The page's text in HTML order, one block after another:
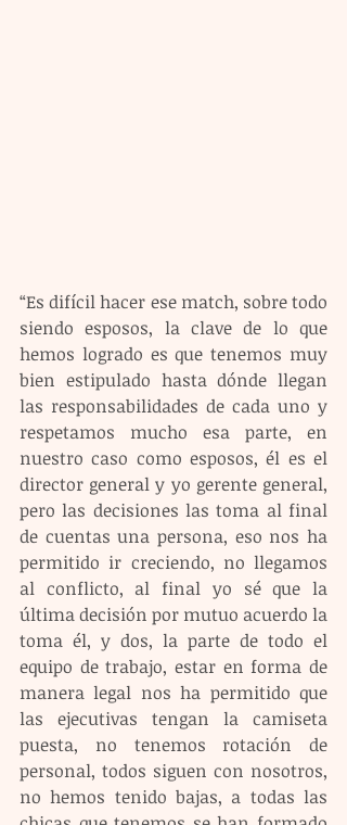
“Es difícil hacer ese match, sobre todo
siendo esposos, la clave de lo que
hemos logrado es que tenemos muy
bien estipulado hasta dónde llegan
las responsabilidades de cada uno y
respetamos mucho esa parte, en
nuestro caso como esposos, él es el
director general y yo gerente general,
pero las decisiones las toma al final
de cuentas una persona, eso nos ha
permitido ir creciendo, no llegamos
al conflicto, al final yo sé que la
última decisión por mutuo acuerdo la
toma él, y dos, la parte de todo el
equipo de trabajo, estar en forma de
manera legal nos ha permitido que
las ejecutivas tengan la camiseta
puesta, no tenemos rotación de
personal, todos siguen con nosotros,
no hemos tenido bajas, a todas las